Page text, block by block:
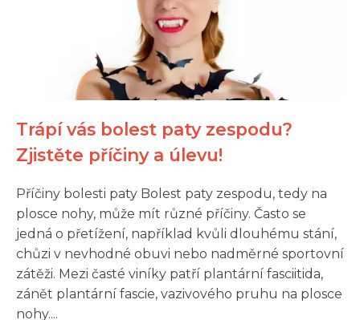
Trápí vás bolest paty zespodu?
Zjistěte příčiny a úlevu!
Příčiny bolesti paty Bolest paty zespodu, tedy na
plosce nohy, může mít různé příčiny. Často se
jedná o přetížení, například kvůli dlouhému stání,
chůzi v nevhodné obuvi nebo nadměrné sportovní
zátěži. Mezi časté viníky patří plantární fasciitida,
zánět plantární fascie, vazivového pruhu na plosce
nohy....